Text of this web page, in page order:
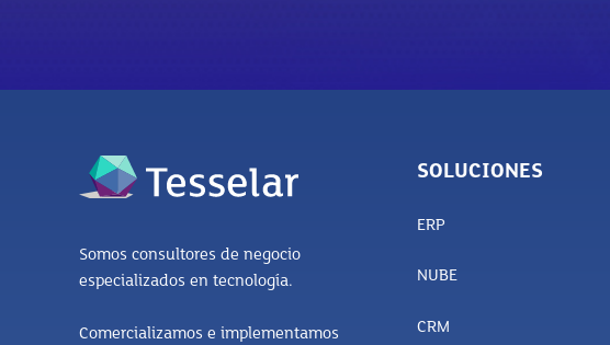
Somos consultores de negocio
especializados en tecnología.
Comercializamos e implementamos
SOLUCIONES
ERP
NUBE
CRM